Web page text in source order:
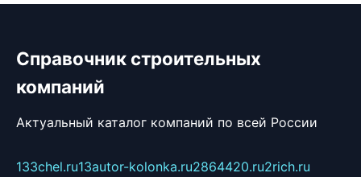
Справочник строительных
компаний
Актуальный каталог компаний по всей России
133chel.ru13autor-kolonka.ru2864420.ru2rich.ru